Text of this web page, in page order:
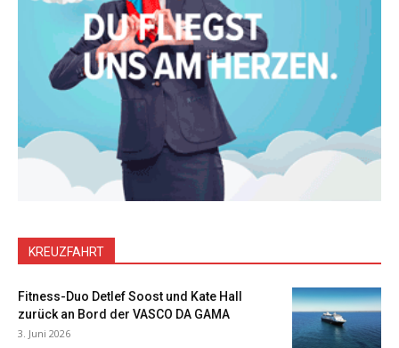
KREUZFAHRT
Fitness-Duo Detlef Soost und Kate Hall
zurück an Bord der VASCO DA GAMA
3. Juni 2026